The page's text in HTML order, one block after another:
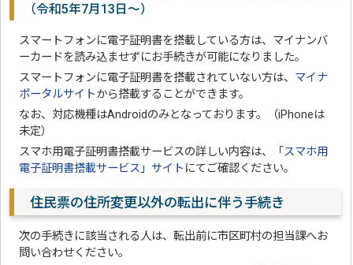
（令和5年7月13日～）
スマートフォンに電子証明書を搭載している方は、マイナンバ
ーカードを読み込ませずにお手続きが可能になりました。
スマートフォンに電子証明書を搭載されていない方は、 マイナ
ポータルサイトから搭載することができます。
なお、対応機種はAndroidのみとなっております。（iPhoneは
未定）
スマホ用電子証明書搭載サービスの詳しい内容は、
「スマホ用
電子証明書搭載サービス」サイト にてご確認ください。
住民票の住所変更以外の転出に伴う手続き
次の手続きに該当される人は、転出前に市区町村の担当課へお
問い合わせください。